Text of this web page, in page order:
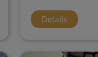
Details